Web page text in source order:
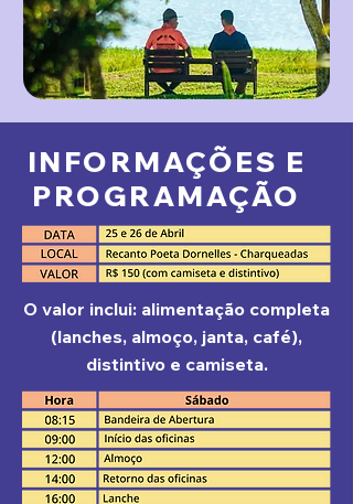
INFORMAÇÕES E
PROGRAMAÇÃO
O valor inclui: alimentação completa
(lanches, almoço, janta, café),
distintivo e camiseta.